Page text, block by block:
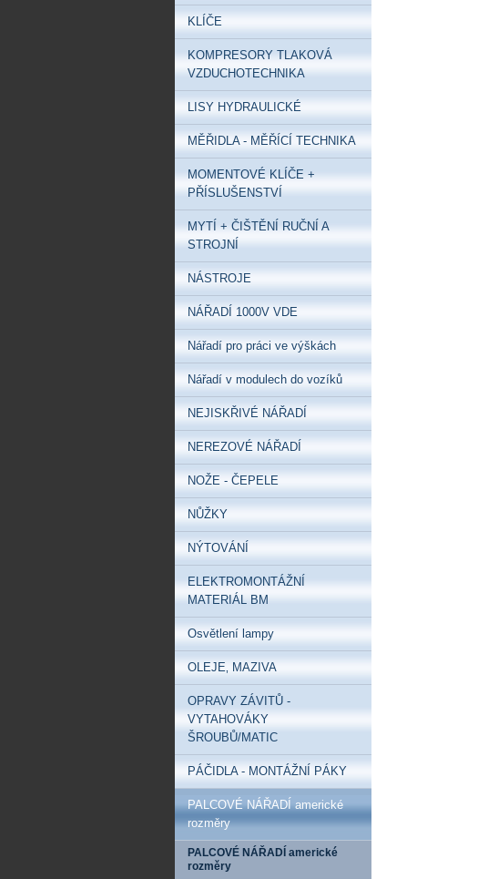
KLÍČE
KOMPRESORY TLAKOVÁ
VZDUCHOTECHNIKA
LISY HYDRAULICKÉ
MĚŘIDLA - MĚŘÍCÍ TECHNIKA
MOMENTOVÉ KLÍČE +
PŘÍSLUŠENSTVÍ
MYTÍ + ČIŠTĚNÍ RUČNÍ A
STROJNÍ
NÁSTROJE
NÁŘADÍ 1000V VDE
Nářadí pro práci ve výškách
Nářadí v modulech do vozíků
NEJISKŘIVÉ NÁŘADÍ
NEREZOVÉ NÁŘADÍ
NOŽE - ČEPELE
NŮŽKY
NÝTOVÁNÍ
ELEKTROMONTÁŽNÍ
MATERIÁL BM
Osvětlení lampy
OLEJE‚ MAZIVA
OPRAVY ZÁVITŮ -
VYTAHOVÁKY
ŠROUBŮ/MATIC
PÁČIDLA - MONTÁŽNÍ PÁKY
PALCOVÉ NÁŘADÍ americké
rozměry
PALCOVÉ NÁŘADÍ americké
rozměry